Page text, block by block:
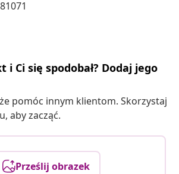
i Ci się spodobał? Dodaj jego
pomóc innym klientom. Skorzystaj
aby zacząć.
Prześlij obrazek